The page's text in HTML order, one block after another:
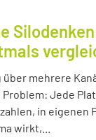
mehrere
Jede
in eigenen
wirkt,...